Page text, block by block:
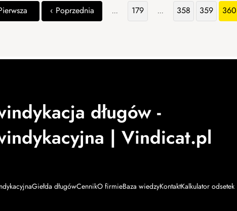
‹ Poprzednia ... 179 ... 358 359 360
długów -
| Vindicat.pl
Giełda długówCennikO firmieBaza wiedzyKontaktKalkulator odsetek